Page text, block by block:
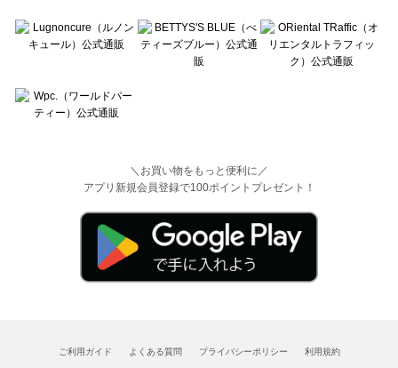
＼お買い物をもっと便利に／
アプリ新規会員登録で100ポイントプレゼント！
ご利用ガイド よくある質問 プライバシーポリシー 利用規約